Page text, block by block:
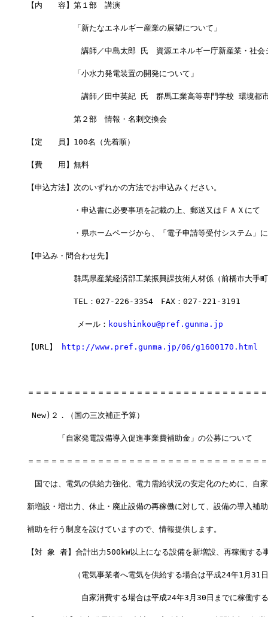
【内　　容】第１部　講演
「新たなエネルギー産業の展望について」
講師／中島太郎 氏　資源エネルギー庁新産業・社会シ
「小水力発電装置の開発について」
講師／田中英紀 氏　群馬工業高等専門学校 環
第２部　情報・名刺交換会
【定　　員】100名（先着順）
【費　　用】無料
【申込方法】次のいずれかの方法でお申込みください。
・申込書に必要事項を記載の上、郵送又はＦＡＸにて
・県ホームページから、「電子申請等受付システム」に
【申込み・問合わせ先】
群馬県産業経済部工業振興課技術人材係（前橋市大手町
TEL：027-226-3354　FAX：027-221-3191
    　　　　メール：
koushinkou@pref.gunma.jp
【URL】 http://www.pref.gunma.jp/06/g1600170.html
＝＝＝＝＝＝＝＝＝＝＝＝＝＝＝＝＝＝＝＝＝＝＝＝＝＝＝＝＝＝
New)２．（国の三次補正予算）
「自家発電設備導入促進事業費補助金」の公募について
＝＝＝＝＝＝＝＝＝＝＝＝＝＝＝＝＝＝＝＝＝＝＝＝＝＝＝＝＝＝
国では、電気の供給力強化、電力需給状況の安定化のために、自
新増設・増出力、休止・廃止設備の再稼働に対して、設備の導入補
補助を行う制度を設けていますので、情報提供します。
【対 象 者】合計出力500kW以上になる設備を新増設、再稼働する
（電気事業者へ電気を供給する場合は平成24年1月31日
自家消費する場合は平成24年3月30日までに稼働する